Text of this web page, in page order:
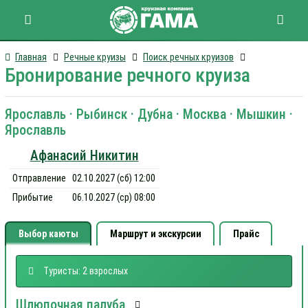
Главная Речные круизы Поиск речных круизов
Бронирование речного круиза
Ярославль · Рыбинск · Дубна · Москва · Мышкин ·
Ярославль
Афанасий Никитин
Отправление
02.10.2027 (сб) 12:00
Прибытие
06.10.2027 (ср) 08:00
Выбор каюты Маршрут и экскурсии Прайс
Туристы: 2 взрослых